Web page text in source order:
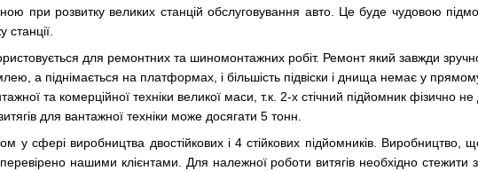
при розвитку великих станцій обслуговування авто. Це буде чудовою
для ремонтних та шиномонтажних робіт. Ремонт який завжди
а піднімається на платформах, і більшість підвіски і днища немає у
та комерційної техніки великої маси, т.к. 2-х стічний підйомник фізично
для вантажної техніки може досягати 5 тонн.
у сфері виробництва двостійкових і 4 стійкових підйомників. Виробництво,
нашими клієнтами. Для належної роботи витягів необхідно